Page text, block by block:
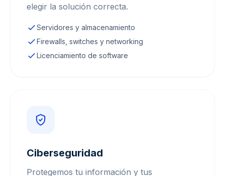
elegir la solución correcta.
Servidores y almacenamiento
Firewalls, switches y networking
Licenciamiento de software
Ciberseguridad
Protegemos tu información y tus